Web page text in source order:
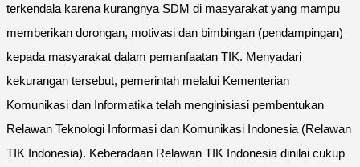
terkendala karena kurangnya SDM di masyarakat yang mampu
memberikan dorongan, motivasi dan bimbingan (pendampingan)
kepada masyarakat dalam pemanfaatan TIK. Menyadari
kekurangan tersebut, pemerintah melalui Kementerian
Komunikasi dan Informatika telah menginisiasi pembentukan
Relawan Teknologi Informasi dan Komunikasi Indonesia (Relawan
TIK Indonesia). Keberadaan Relawan TIK Indonesia dinilai cukup